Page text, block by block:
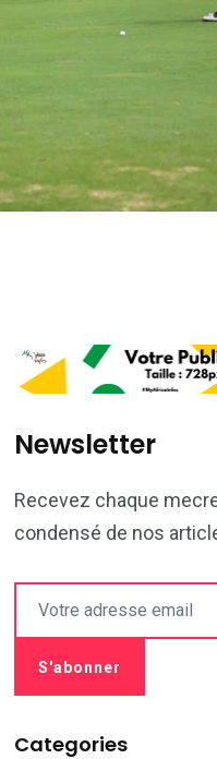
Newsletter
Recevez chaque
condensé de nos
Categories